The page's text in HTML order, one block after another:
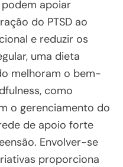
apoiar
do PTSD ao
e reduzir os
uma dieta
melhoram o bem-
como
o gerenciamento do
de apoio forte
Envolver-se
proporciona